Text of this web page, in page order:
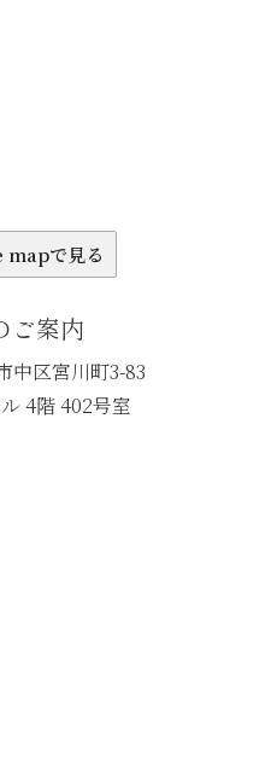
mapで見る
ご案内
中区宮川町3-83
4階 402号室